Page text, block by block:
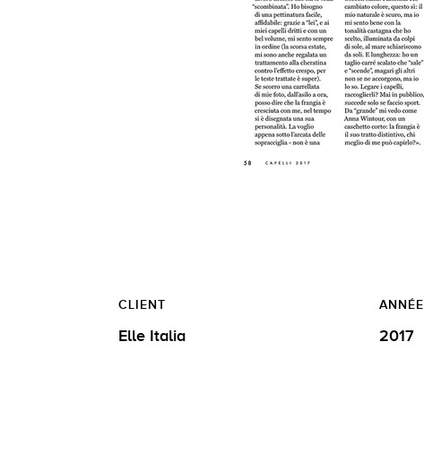
CLIENT
Elle Italia
ANNÉE
2017